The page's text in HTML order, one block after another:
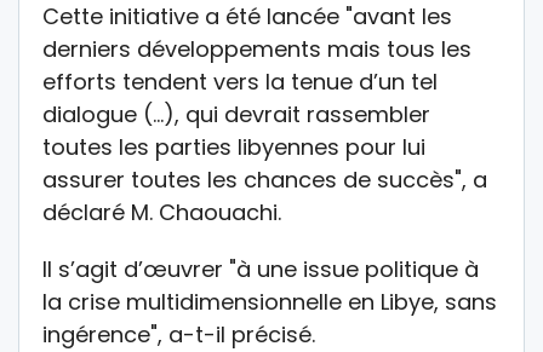
Cette initiative a été lancée "avant les
derniers développements mais tous les
efforts tendent vers la tenue d’un tel
dialogue (…), qui devrait rassembler
toutes les parties libyennes pour lui
assurer toutes les chances de succès", a
déclaré M. Chaouachi.
Il s’agit d’œuvrer "à une issue politique à
la crise multidimensionnelle en Libye, sans
ingérence", a-t-il précisé.